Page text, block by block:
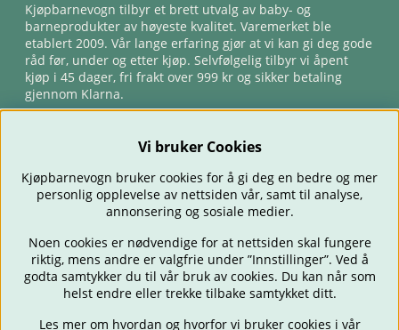
Kjøpbarnevogn tilbyr et brett utvalg av baby- og
barneprodukter av høyeste kvalitet. Varemerket ble
etablert 2009. Vår lange erfaring gjør at vi kan gi deg gode
råd før, under og etter kjøp. Selvfølgelig tilbyr vi åpent
kjøp i 45 dager, fri frakt over 999 kr og sikker betaling
gjennom Klarna.
BARNEVOGNER BILSTOLER BABY SPISE & MATE
REISE
FORELDRE
BARNEROMMET LEKER TILBUD
OUTLET
GAVETIPS
Vi bruker Cookies
Kjøpbarnevogn bruker cookies for å gi deg en bedre og mer
personlig opplevelse av nettsiden vår, samt til analyse,
annonsering og sosiale medier.
Noen cookies er nødvendige for at nettsiden skal fungere
riktig, mens andre er valgfrie under ”Innstillinger”. Ved å
godta samtykker du til vår bruk av cookies. Du kan når som
helst endre eller trekke tilbake samtykket ditt.
Les mer om hvordan og hvorfor vi bruker cookies i vår